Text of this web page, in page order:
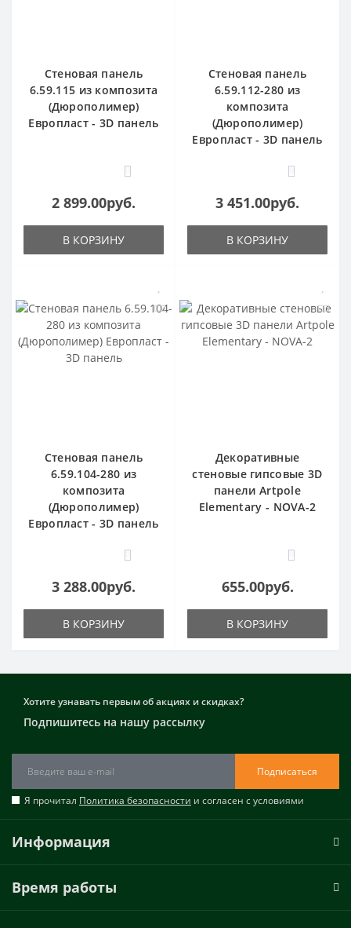
Стеновая панель
6.59.115 из композита
(Дюрополимер)
Европласт - 3D панель
0
2 899.00руб.
В КОРЗИНУ
Стеновая панель
6.59.112-280 из
композита
(Дюрополимер)
Европласт - 3D панель
0
3 451.00руб.
В КОРЗИНУ
Стеновая панель
6.59.104-280 из
композита
(Дюрополимер)
Европласт - 3D панель
0
3 288.00руб.
В КОРЗИНУ
Декоративные
стеновые гипсовые 3D
панели Artpole
Elementary - NOVA-2
0
655.00руб.
В КОРЗИНУ
Хотите узнавать первым об акциях и скидках?
Подпишитесь на нашу рассылку
Подписаться
Я прочитал Политика безопасности и согласен с условиями
Информация
Время работы